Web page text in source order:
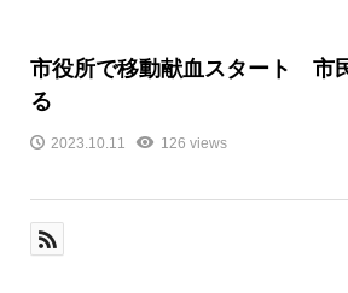
市役所で移動献血スタート 市
る
2023.10.11 126 views